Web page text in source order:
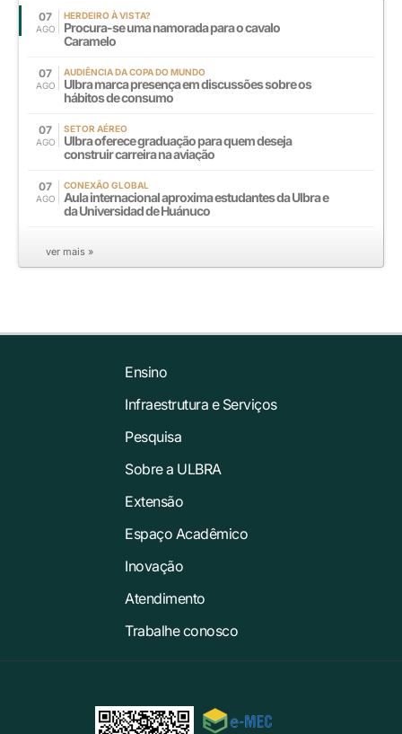
07
AGO
HERDEIRO À VISTA?
Procura-se uma namorada para o cavalo
Caramelo
07
AGO
AUDIÊNCIA DA COPA DO MUNDO
Ulbra marca presença em discussões sobre os
hábitos de consumo
07
AGO
SETOR AÉREO
Ulbra oferece graduação para quem deseja
construir carreira na aviação
07
AGO
CONEXÃO GLOBAL
Aula internacional aproxima estudantes da Ulbra e
da Universidad de Huánuco
ver mais »
Ensino
Infraestrutura e Serviços
Pesquisa
Sobre a ULBRA
Extensão
Espaço Acadêmico
Inovação
Atendimento
Trabalhe conosco